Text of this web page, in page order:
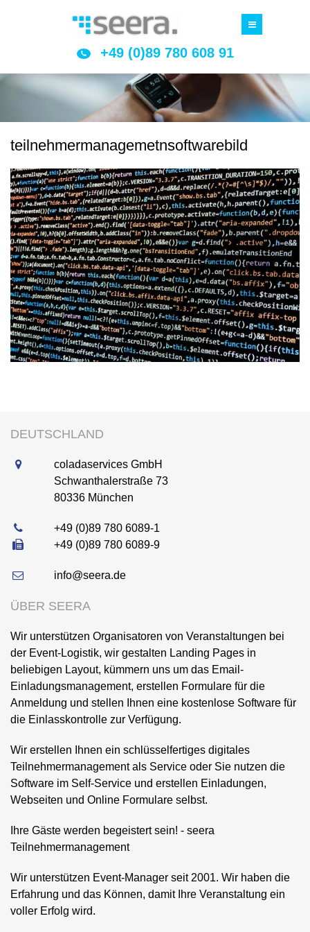
+49 (0)89 780 608 91
teilnehmermanagemetnsoftwarebild
DEUTSCHLAND
coladaservices GmbH
Schwanthalerstraße 73
80336 München
+49 (0)89 780 6089-1
+49 (0)89 780 6089-9
info@seera.de
ÜBER SEERA
Wir unterstützen Organisatoren von Veranstaltungen bei
der Event-Logistik, wir gestalten Landing Pages in
beliebigen Layout, kümmern uns um das Email-
Einladungsmanagement, erstellen Formulare für die
Anmeldung und stellen Ihnen eine kostenlose Software für
die Einlasskontrolle zur Verfügung.
Wir erstellen Ihnen ein schlüsselfertiges digitales
Teilnehmermanagement als Service oder Sie nutzen die
Software im Self-Service und erstellen Einladungen,
Webseiten und Online Formulare selbst.
Ihre Gäste werden begeistert sein! - seera
Teilnehmermanagement
Wir unterstützen Event-Manager seit 2001. Wir haben die
Erfahrung und das Können, damit Ihre Veranstaltung ein
voller Erfolg wird.